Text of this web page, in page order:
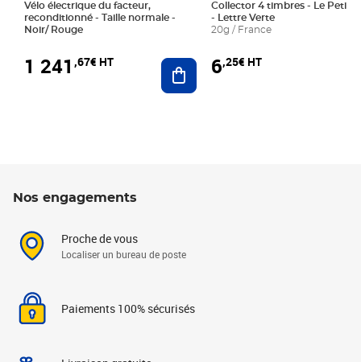
Vélo électrique du facteur,
reconditionné - Taille normale -
Noir/ Rouge
1 241 ,67€ HT Ajouter au panier
Collector 4 timbres - Le Petit
- Lettre Verte
20g / France
6,25€ HT
Nos engagements
Proche de vous
Localiser un bureau de poste
Paiements 100% sécurisés